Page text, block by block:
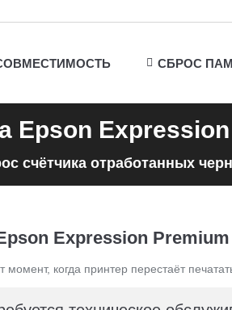
СБРОС
Epson Expression
счётчика отработанных
Expression Premium
момент, когда принтер перестаёт